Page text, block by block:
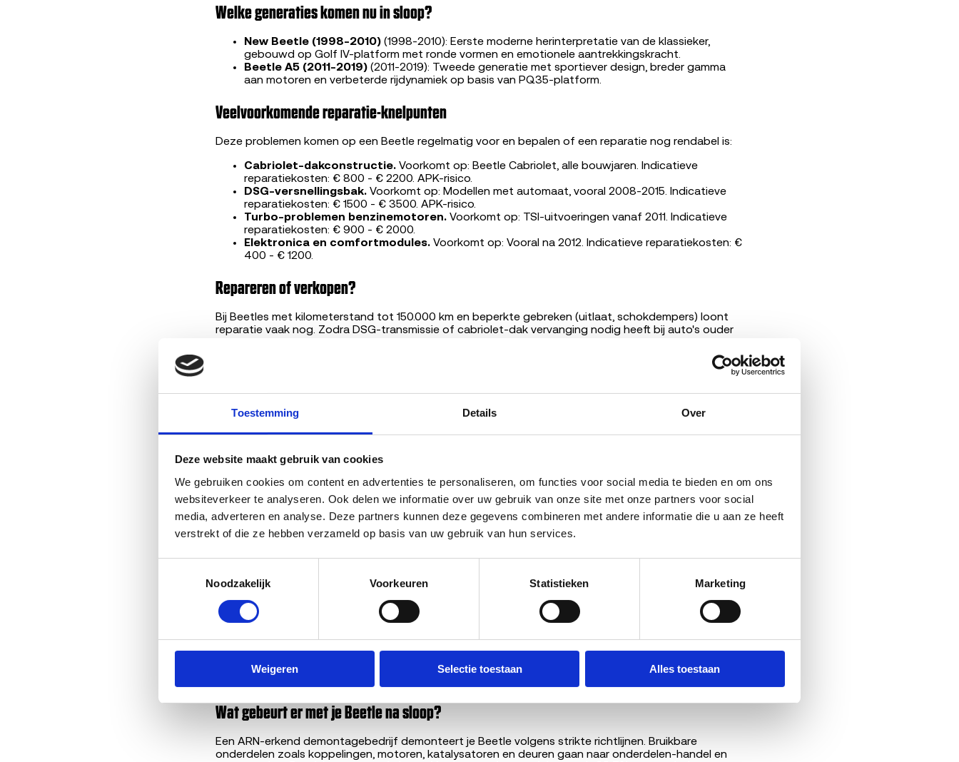
Toestemming Details Over
Deze website maakt gebruik van cookies
We gebruiken cookies om content en advertenties te personaliseren, om functies voor social media te bieden en om ons
websiteverkeer te analyseren. Ook delen we informatie over uw gebruik van onze site met onze partners voor social
media, adverteren en analyse. Deze partners kunnen deze gegevens combineren met andere informatie die u aan ze heeft
verstrekt of die ze hebben verzameld op basis van uw gebruik van hun services.
Noodzakelijk
Voorkeuren Statistieken Marketing
Weigeren Selectie toestaan Alles toestaan
Welke generaties komen nu in sloop?
New Beetle (1998-2010) (1998-2010): Eerste moderne herinterpretatie van de klassieker,
gebouwd op Golf IV-platform met ronde vormen en emotionele aantrekkingskracht.
Beetle A5 (2011-2019) (2011-2019): Tweede generatie met sportiever design, breder gamma
aan motoren en verbeterde rijdynamiek op basis van PQ35-platform.
Veelvoorkomende reparatie-knelpunten
Deze problemen komen op een Beetle regelmatig voor en bepalen of een reparatie nog rendabel is:
Cabriolet-dakconstructie. Voorkomt op: Beetle Cabriolet, alle bouwjaren. Indicatieve
reparatiekosten: € 800 - € 2200. APK-risico.
DSG-versnellingsbak. Voorkomt op: Modellen met automaat, vooral 2008-2015. Indicatieve
reparatiekosten: € 1500 - € 3500. APK-risico.
Turbo-problemen benzinemotoren. Voorkomt op: TSI-uitvoeringen vanaf 2011. Indicatieve
reparatiekosten: € 900 - € 2000.
Elektronica en comfortmodules. Voorkomt op: Vooral na 2012. Indicatieve reparatiekosten: €
400 - € 1200.
Repareren of verkopen?
Bij Beetles met kilometerstand tot 150.000 km en beperkte gebreken (uitlaat, schokdempers) loont
reparatie vaak nog. Zodra DSG-transmissie of cabriolet-dak vervanging nodig heeft bij auto's ouder
Wat bepaalt jouw verkoopprijs?
Het bedrag dat je krijgt voor je auto is uniek en hangt af van zes factoren:
Bouwjaar en kilometerstand
APK-status
Motor en uitvoering
Werkende katalysator
Eventuele schade
Marktvraagvoor gebruikte onderdelen van dit model
Geen prijs-tiers, geen onderhandeling. Het bedrag dat je in 30 seconden ziet, is wat je ontvangt bij
ophalen, tenzij de staat sterk afwijkt van wat je hebt opgegeven.
Wat doe je voor de ophaaldag?
Persoonlijke spullen weghalen uit interieur en kofferbak.
Sleutel klaarleggen, eventueel reservesleutel.
Tankinhoud is irrelevant
Geef bij de aanvraag door
of de auto nog rijdt. Zo plant de afnemer de juiste ophaalwijze,
Wat gebeurt er met je Beetle na sloop?
Een ARN-erkend demontagebedrijf demonteert je Beetle volgens strikte richtlijnen. Bruikbare
onderdelen zoals koppelingen, motoren, katalysatoren en deuren gaan naar onderdelen-handel en